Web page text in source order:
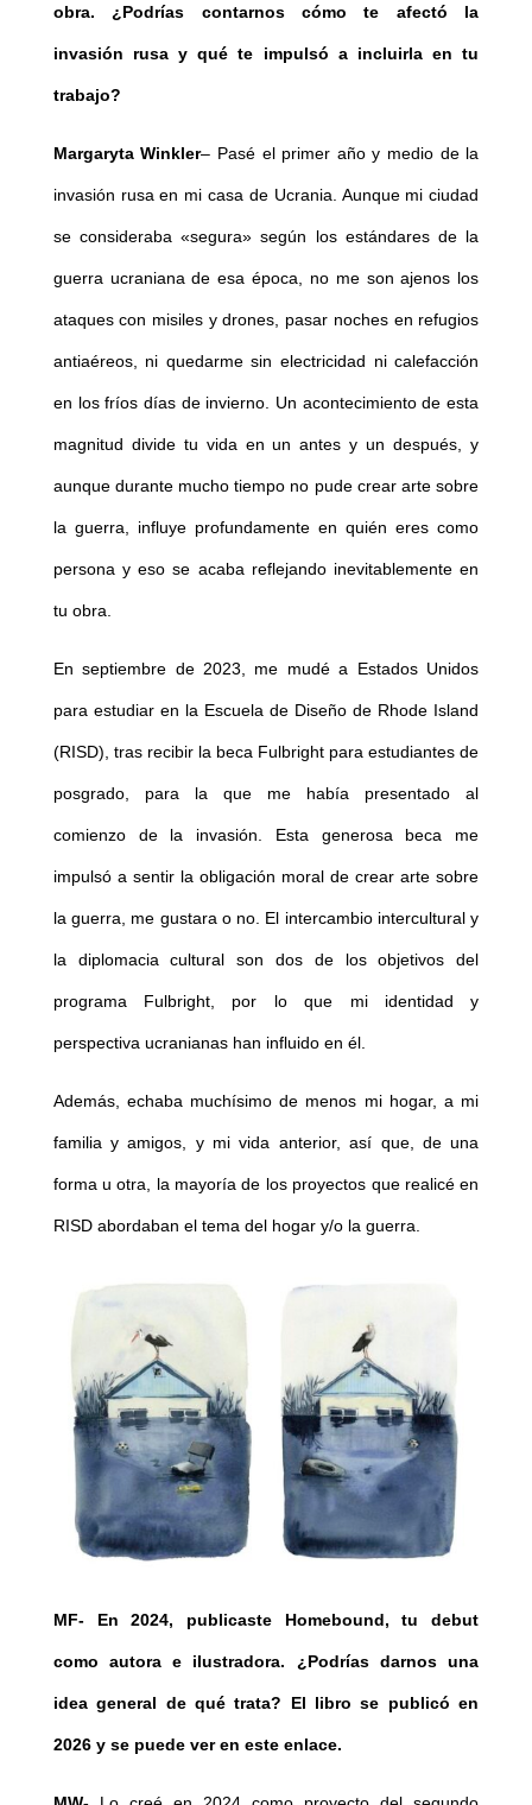
obra. ¿Podrías contarnos cómo te afectó la
invasión rusa y qué te impulsó a incluirla en tu
trabajo?
Margaryta Winkler– Pasé el primer año y medio de la
invasión rusa en mi casa de Ucrania. Aunque mi ciudad
se consideraba «segura» según los estándares de la
guerra ucraniana de esa época, no me son ajenos los
ataques con misiles y drones, pasar noches en refugios
antiaéreos, ni quedarme sin electricidad ni calefacción
en los fríos días de invierno. Un acontecimiento de esta
magnitud divide tu vida en un antes y un después, y
aunque durante mucho tiempo no pude crear arte sobre
la guerra, influye profundamente en quién eres como
persona y eso se acaba reflejando inevitablemente en
tu obra.
En septiembre de 2023, me mudé a Estados Unidos
para estudiar en la Escuela de Diseño de Rhode Island
(RISD), tras recibir la beca Fulbright para estudiantes de
posgrado, para la que me había presentado al
comienzo de la invasión. Esta generosa beca me
impulsó a sentir la obligación moral de crear arte sobre
la guerra, me gustara o no. El intercambio intercultural y
la diplomacia cultural son dos de los objetivos del
programa Fulbright, por lo que mi identidad y
perspectiva ucranianas han influido en él.
Además, echaba muchísimo de menos mi hogar, a mi
familia y amigos, y mi vida anterior, así que, de una
forma u otra, la mayoría de los proyectos que realicé en
RISD abordaban el tema del hogar y/o la guerra.
MF- En 2024, publicaste Homebound, tu debut
como autora e ilustradora. ¿Podrías darnos una
idea general de qué trata? El libro se publicó en
2026 y se puede ver en este enlace.